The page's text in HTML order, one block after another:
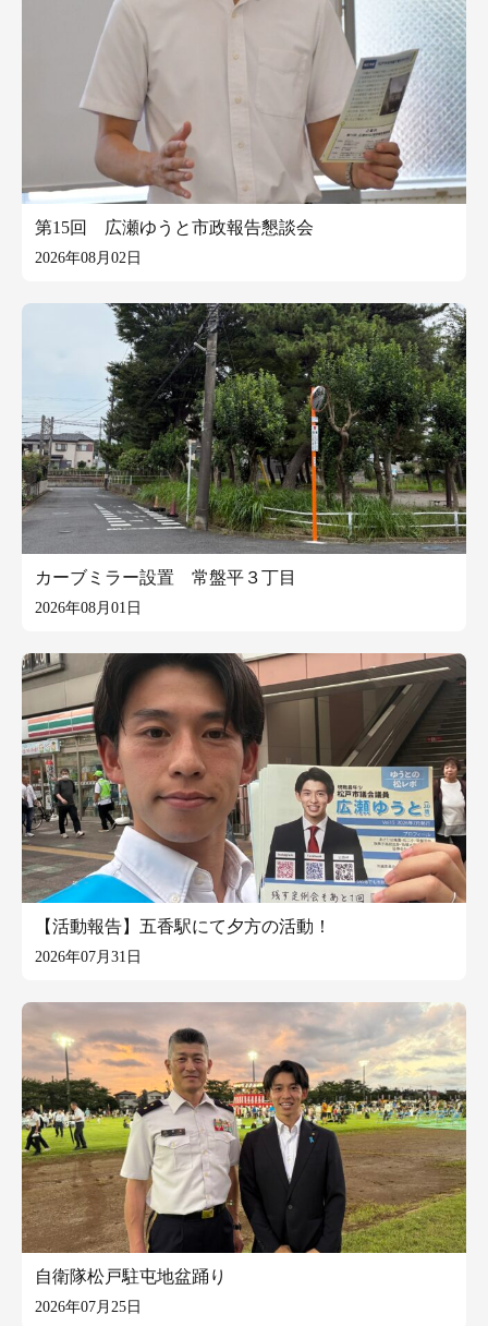
第15回 広瀬ゆうと市政報告懇談会
2026年08月02日
カーブミラー設置 常盤平３丁目
2026年08月01日
【活動報告】五香駅にて夕方の活動！
2026年07月31日
自衛隊松戸駐屯地盆踊り
2026年07月25日